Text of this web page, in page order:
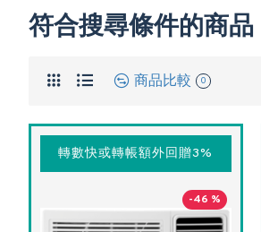
符合搜尋條件的商品
商品比較 0
轉數快或轉帳額外回贈3%
-46 %